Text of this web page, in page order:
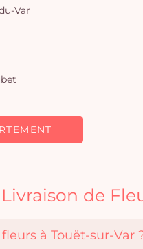
Var
de
à Touët-sur-Var